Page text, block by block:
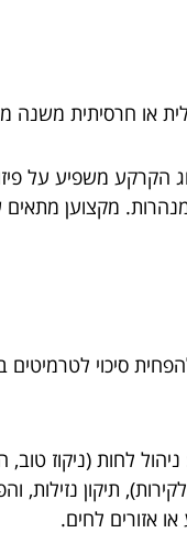
או חרסיתית משנה
הקרקע משפיע על
מקצוען מתאים
סיכוי לטרמיטים
לחות (ניקוז טוב,
תיקון נזילות,
אזורים לחים.